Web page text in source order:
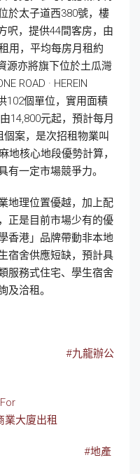
於太子道西380號，樓
呎，提供44間客房，由
用，平均每房月租約
源亦將旗下位於土瓜灣
ROAD · HEREIN
102個單位，實用面積
14,800元起，預計每月
案，是次招租物業叫
地核心地段優勢計算，
有一定市場競爭力。
地理位置優越，加上配
正是目前市場少有的優
香港」品牌帶動非本地
宿舍供應短缺，預計具
服務式住宅、學生宿舍
及洽租。
#九龍辦公
業大廈出租
#地產